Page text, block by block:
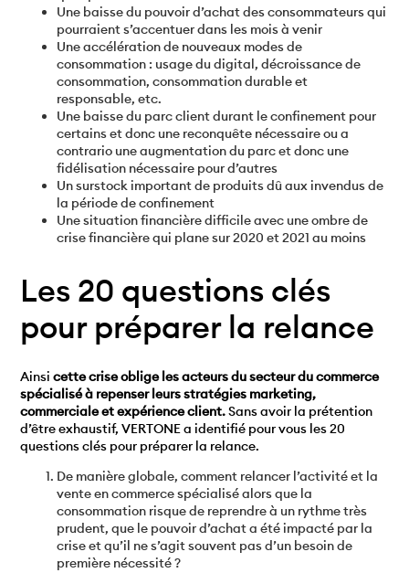
Une baisse du pouvoir d’achat des consommateurs qui
pourraient s’accentuer dans les mois à venir
Une accélération de nouveaux modes de
consommation : usage du digital, décroissance de
consommation, consommation durable et
responsable, etc.
Une baisse du parc client durant le confinement pour
certains et donc une reconquête nécessaire ou a
contrario une augmentation du parc et donc une
fidélisation nécessaire pour d’autres
Un surstock important de produits dû aux invendus de
la période de confinement
Une situation financière difficile avec une ombre de
crise financière qui plane sur 2020 et 2021 au moins
Les 20 questions clés
pour préparer la relance
Ainsicette crise oblige les acteurs du secteur du commerce
spécialisé à repenser leurs stratégies marketing,
commerciale et expérience client.Sans avoir la prétention
d’être exhaustif, VERTONE a identifié pour vous les 20
questions clés pour préparer la relance.
De manière globale, comment relancer l’activité et la
vente en commerce spécialisé alors que la
consommation risque de reprendre à un rythme très
prudent, que le pouvoir d’achat a été impacté par la
crise et qu’il ne s’agit souvent pas d’un besoin de
première nécessité ?